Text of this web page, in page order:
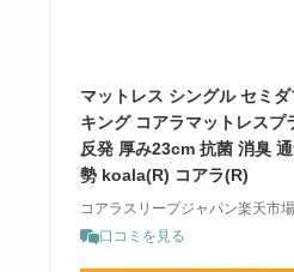
マットレス シングル セミ
キング コアラマットレスプ
反発 厚み23cm 抗菌 消臭
勢 koala(R) コアラ(R)
コアラスリープジャパン楽天市
口コミを見る